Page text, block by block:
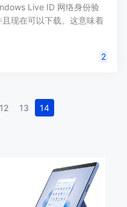
Live ID 网络身份验
现在可以下载。这意味着
2
12 13 14